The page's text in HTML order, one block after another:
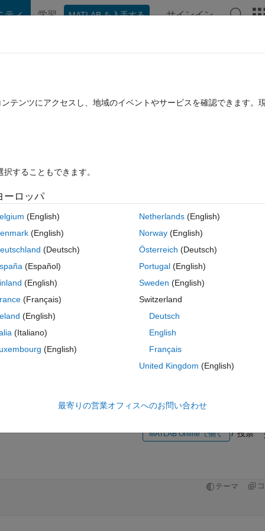
ティ 学習 MATLAB を入手する サインイン
に関する FAQ
3 投票
generates the 'straits' for the boundary of the colored regions
f10-19972.html#f10-1833
サインインしてこの質問に回
MATLAB Online で開く 7 投票
テーマ
テンツにアクセスし、地域のイベントやサービスを確認できます。
することもできます。
ーロッパ
(English)
(English)
(Deutsch)
(Español)
(English)
(Français)
(English)
(Italiano)
(English)
Netherlands(English)
Norway(English)
Österreich (Deutsch)
Portugal(English)
Sweden (English)
Switzerland
Deutsch
English
Français
United Kingdom (English)
最寄りの営業オフィスへのお問い合わせ